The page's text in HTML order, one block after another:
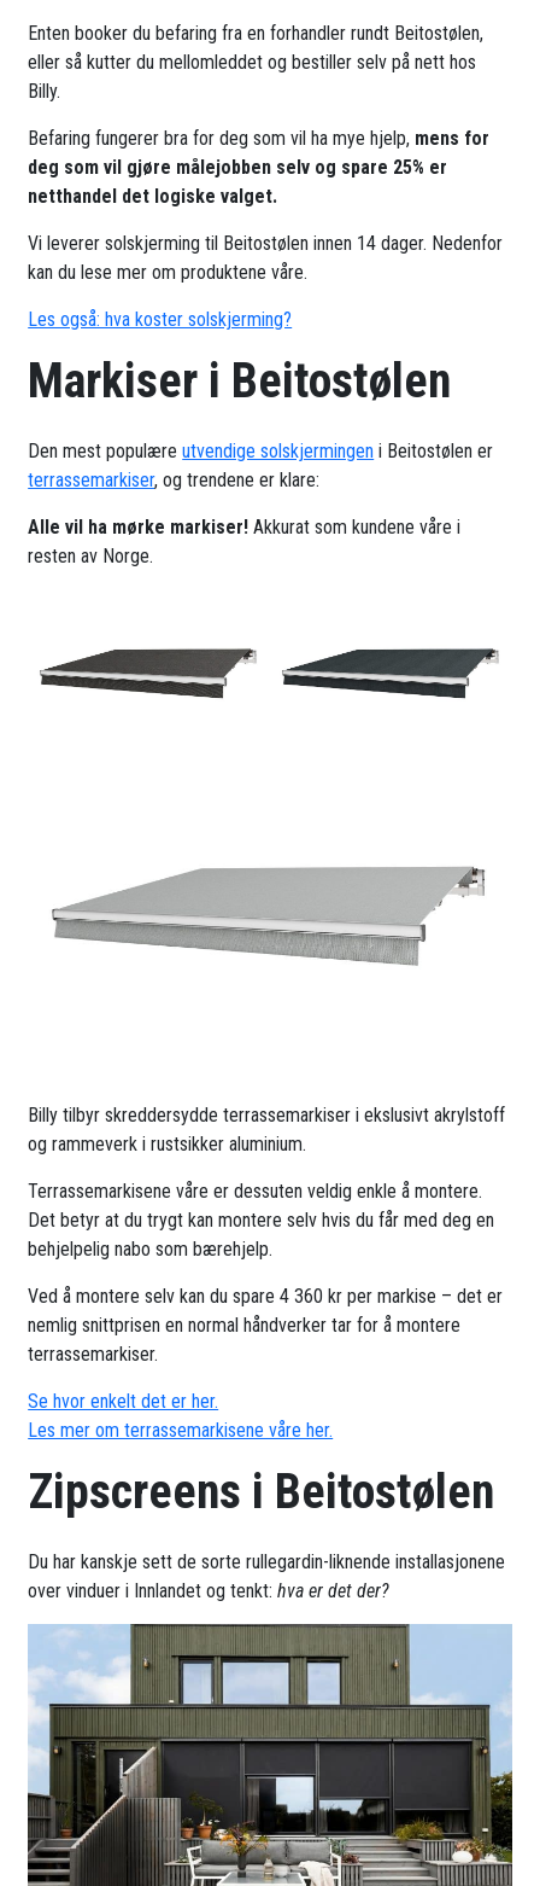
Enten booker du befaring fra en forhandler rundt Beitostølen,
eller så kutter du mellomleddet og bestiller selv på nett hos
Billy.
Befaring fungerer bra for deg som vil ha mye hjelp, mens for
deg som vil gjøre målejobben selv og spare 25% er
netthandel det logiske valget.
Vi leverer solskjerming til Beitostølen innen 14 dager. Nedenfor
kan du lese mer om produktene våre.
Les også: hva koster solskjerming?
Markiser i Beitostølen
Den mest populæreutvendige solskjermingen i Beitostølen er
terrassemarkiser, og trendene er klare:
Alle vil ha mørke markiser! Akkurat som kundene våre i
resten av Norge.
Billy tilbyr skreddersydde terrassemarkiser i ekslusivt akrylstoff
og rammeverk i rustsikker aluminium.
Terrassemarkisene våre er dessuten veldig enkle å montere.
Det betyr at du trygt kan montere selv hvis du får med deg en
behjelpelig nabo som bærehjelp.
Ved å montere selv kan du spare 4 360 kr per markise – det er
nemlig snittprisen en normal håndverker tar for å montere
terrassemarkiser.
Se hvor enkelt det er her.
Les mer om terrassemarkisene våre her.
Zipscreens i Beitostølen
Du har kanskje sett de sorte rullegardin-liknende installasjonene
over vinduer i Innlandet og tenkt:hva er det der?